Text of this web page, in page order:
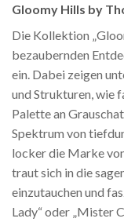
Gloomy Hills by
Die Kollektion
bezaubernden
ein. Dabei zeigen
und Strukturen, wie
Palette an
Spektrum von
locker die Marke
traut sich in die
einzutauchen und
Lady“ oder „Mister